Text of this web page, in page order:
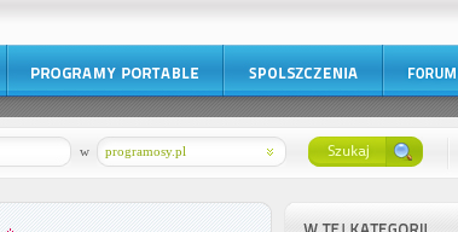
programosy.pl
w